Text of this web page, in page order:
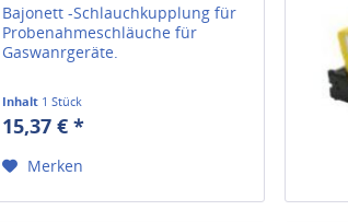
Bajonett -Schlauchkupplung für
Probenahmeschläuche für
Gaswanrgeräte.
Inhalt 1 Stück
15,37 € *
Merken